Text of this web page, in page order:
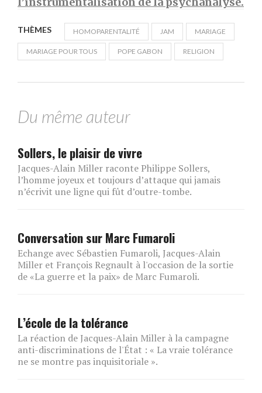
THÈMES HOMOPARENTALITÉ JAM MARIAGE
MARIAGE POUR TOUS POPE GABON RELIGION
Du même auteur
Sollers, le plaisir de vivre
Jacques-Alain Miller raconte Philippe Sollers,
l’homme joyeux et toujours d’attaque qui jamais
n’écrivit une ligne qui fût d’outre-tombe.
Conversation sur Marc Fumaroli
Echange avec Sébastien Fumaroli, Jacques-Alain
Miller et François Regnault à l'occasion de la sortie
de «La guerre et la paix» de Marc Fumaroli.
L’école de la tolérance
La réaction de Jacques-Alain Miller à la campagne
anti-discriminations de l'État : « La vraie tolérance
ne se montre pas inquisitoriale ».